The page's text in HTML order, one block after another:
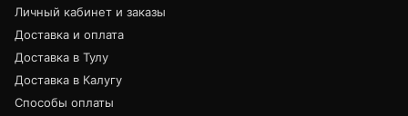
Личный кабинет и заказы
Доставка и оплата
Доставка в Тулу
Доставка в Калугу
Способы оплаты